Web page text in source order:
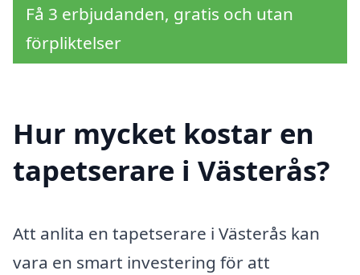
Få 3 erbjudanden, gratis och utan
förpliktelser
Hur mycket kostar en
tapetserare i Västerås?
Att anlita en tapetserare i Västerås kan
vara en smart investering för att